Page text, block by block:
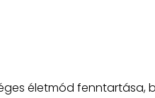
életmód fenntartása,